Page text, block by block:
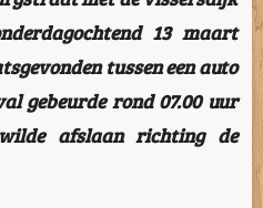
13 maart
tussen een auto
gebeurde rond 07.00 uur
afslaan richting de